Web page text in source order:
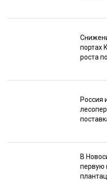
портах
роста
Россия
В
первую